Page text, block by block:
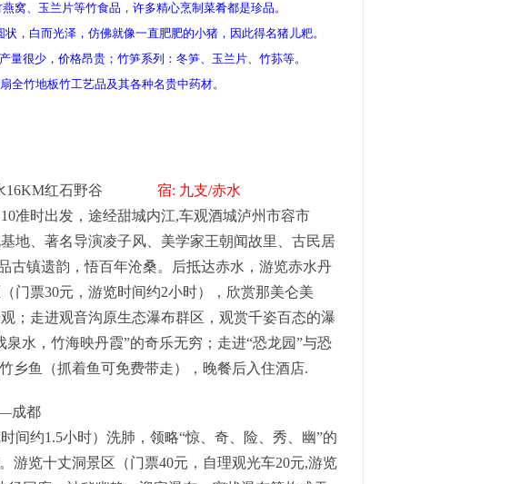
窝、玉兰片等竹食品，许多精心烹制菜肴都是珍品。
，白而光泽，仿佛就像一直肥肥的小猪，因此得名猪儿粑。
很少，价格昂贵；竹笋系列：冬笋、玉兰片、竹荪等。
全竹地板竹工艺品及其各种名贵中药材。
赤水16KM红石野谷 宿: 九支/赤水
准时出发，途经甜城内江,车观酒城泸州市容市
地、著名导演凌子风、美学家王朝闻故里、古民居
镇遗韵，悟百年沧桑。后抵达赤水，游览赤水丹
票30元，游览时间约2小时），欣赏那美仑美
；走进观音沟原生态瀑布群区，观赏千姿百态的瀑
水，竹海映丹霞”的奇乐无穷；走进“恐龙园”与恐
乡鱼（抓着鱼可免费带走），晚餐后入住酒店.
成都
间约1.5小时）洗肺，领略“惊、奇、险、秀、幽”的
游览十丈洞景区（门票40元，自理观光车20元,游览